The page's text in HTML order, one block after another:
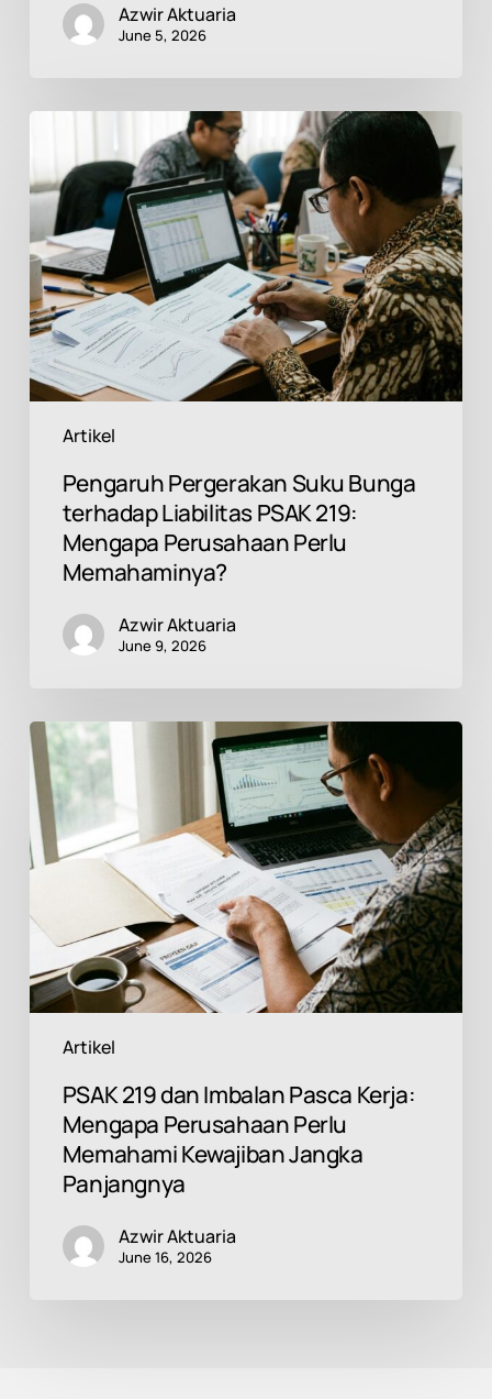
Azwir Aktuaria
June 5, 2026
Artikel
Suku
Bunga
terhadap
Liabilitas
PSAK
219:
Mengapa
Perusahaan
Perlu
Memahaminya?
Pengaruh Pergerakan Suku Bunga
terhadap Liabilitas PSAK 219:
Mengapa Perusahaan Perlu
Memahaminya?
Azwir Aktuaria
June 9, 2026
Artikel
PSAK
219
dan
Imbalan
Pasca
Kerja:
Perusahaan
Perlu
Memahami
Kewajiban
Jangka
Panjangnya
PSAK 219 dan Imbalan Pasca Kerja:
Mengapa Perusahaan Perlu
Memahami Kewajiban Jangka
Panjangnya
Azwir Aktuaria
June 16, 2026